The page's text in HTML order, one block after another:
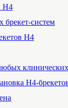
H4
брекет-систем
H4
H4-